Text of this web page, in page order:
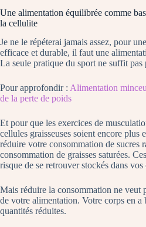
Une alimentation équilibrée comme
la cellulite
Je ne le répéterai jamais assez, pour
efficace et durable, il faut une
La seule pratique du sport ne suffit pas
Pour approfondir : Alimentation
de la perte de poids
Et pour que les exercices de
cellules graisseuses soient encore plus
réduire votre consommation de sucres
consommation de graisses saturées.
risque de se retrouver stockés dans vos
Mais réduire la consommation ne veut
de votre alimentation. Votre corps en a
quantités réduites.